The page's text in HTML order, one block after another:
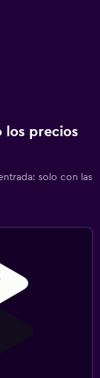
los precios
solo con las